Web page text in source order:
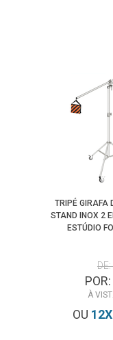
TRIPÉ GIRAFA
STAND INOX 2
ESTÚDIO
POR:
À
OU 12X